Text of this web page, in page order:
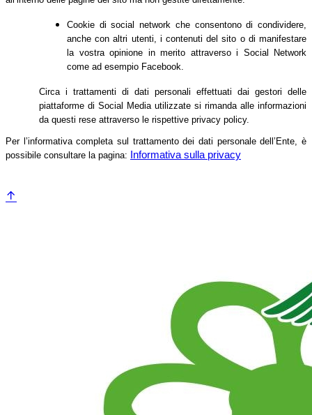
Cookie di social network che consentono di condividere,
anche con altri utenti, i contenuti del sito o di manifestare
la vostra opinione in merito attraverso i Social Network
come ad esempio Facebook.
Circa i trattamenti di dati personali effettuati dai gestori delle
piattaforme di Social Media utilizzate si rimanda alle informazioni
da questi rese attraverso le rispettive privacy policy.
Per l’informativa completa sul trattamento dei dati personale dell’Ente, è
possibile consultare la pagina:
Informativa sulla privacy